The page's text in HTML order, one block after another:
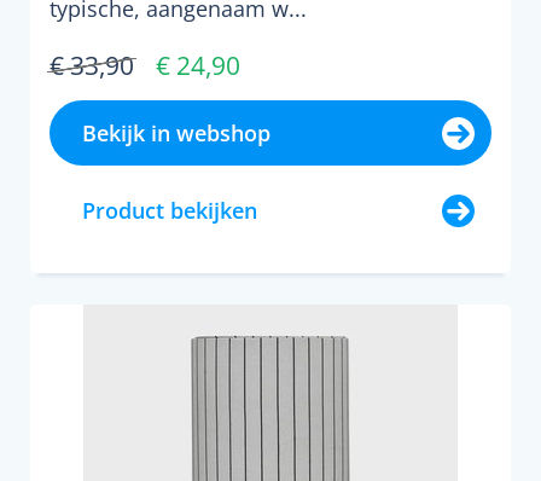
typische, aangenaam w...
€ 33,90 € 24,90
Bekijk in webshop
Product bekijken